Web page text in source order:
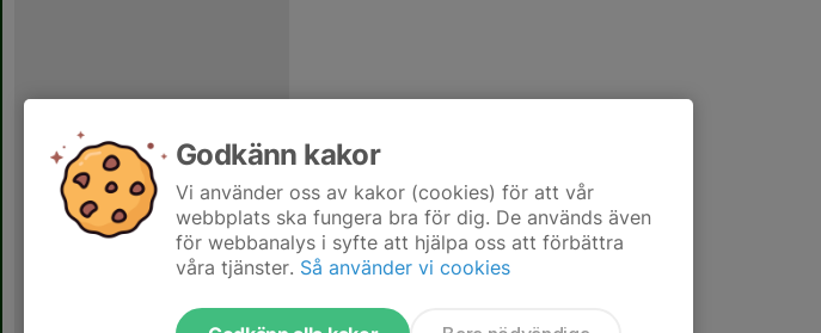
Godkänn kakor
Vi använder oss av kakor (cookies) för att vår
webbplats ska fungera bra för dig. De används även
för webbanalys i syfte att hjälpa oss att förbättra
våra tjänster. Så använder vi cookies